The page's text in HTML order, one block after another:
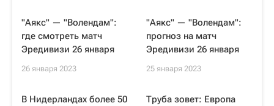
"Аякс" — "Волендам":
где смотреть матч
Эредивизи 26 января
26 января 2023
"Аякс" — "Волендам":
прогноз на матч
Эредивизи 26 января
25 января 2023
В Нидерландах более 50
Труба зовет: Европа